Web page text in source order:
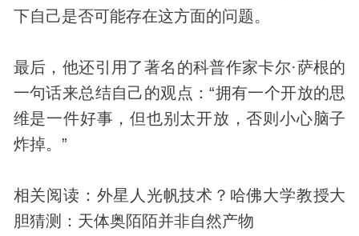
下自己是否可能存在这方面的问题。
最后，他还引用了著名的科普作家卡尔·萨根的
一句话来总结自己的观点：“拥有一个开放的思
维是一件好事，但也别太开放，否则小心脑子
炸掉。”
相关阅读：外星人光帆技术？哈佛大学教授大
胆猜测：天体奥陌陌并非自然产物